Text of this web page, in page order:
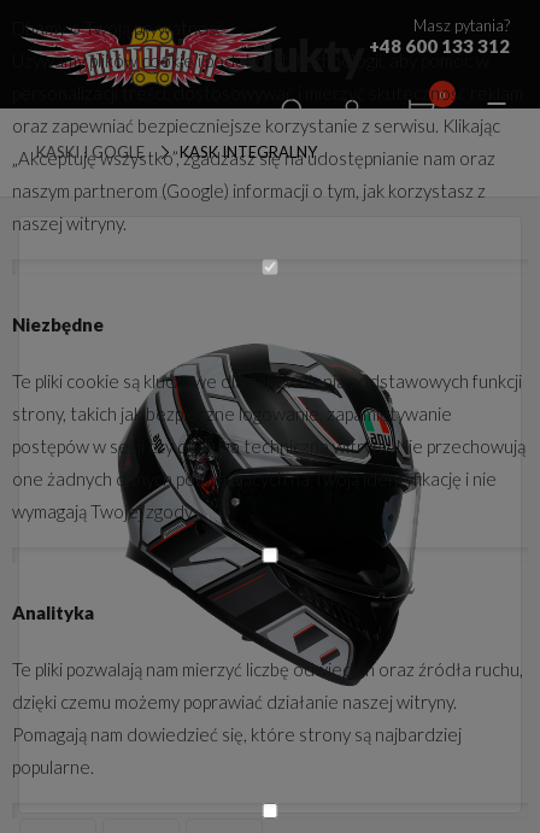
Masz pytania?
+48 600 133 312
0
Produkty
KASKI I GOGLE KASK INTEGRALNY
Dbamy o Twoją prywatność
Używamy plików cookie i podobnych technologii, aby pomóc w
personalizacji treści, dostosowywać i mierzyć skuteczność reklam
oraz zapewniać bezpieczniejsze korzystanie z serwisu. Klikając
„Akceptuję wszystko”, zgadzasz się na udostępnianie nam oraz
naszym partnerom (Google) informacji o tym, jak korzystasz z
naszej witryny.
Niezbędne
Te pliki cookie są kluczowe dla zapewnienia podstawowych funkcji
strony, takich jak bezpieczne logowanie, zapamiętywanie
postępów w sesji czy obsługa techniczna witryny. Nie przechowują
one żadnych danych pozwalających na Twoją identyfikację i nie
wymagają Twojej zgody.
Analityka
Te pliki pozwalają nam mierzyć liczbę odwiedzin oraz źródła ruchu,
dzięki czemu możemy poprawiać działanie naszej witryny.
Pomagają nam dowiedzieć się, które strony są najbardziej
popularne.